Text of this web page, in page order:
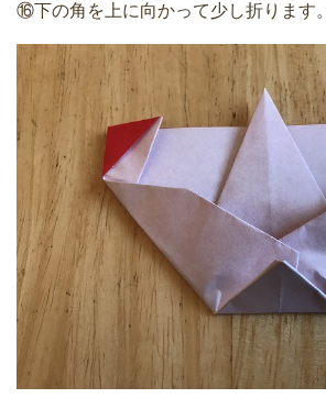
⑯下の角を上に向かって少し折ります。